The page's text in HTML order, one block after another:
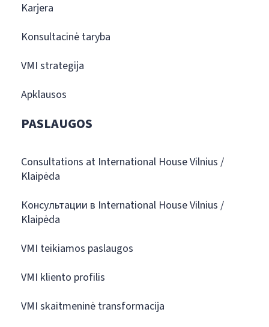
Karjera
Konsultacinė taryba
VMI strategija
Apklausos
PASLAUGOS
Consultations at International House Vilnius /
Klaipėda
Консультации в International House Vilnius /
Klaipėda
VMI teikiamos paslaugos
VMI kliento profilis
VMI skaitmeninė transformacija